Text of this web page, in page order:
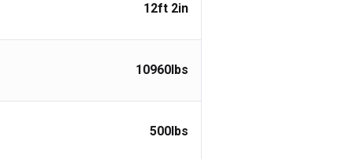
12ft 2in
10960 lbs
500 lbs